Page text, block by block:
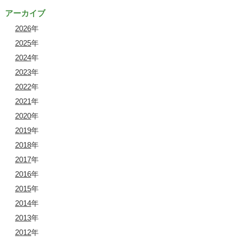
アーカイブ
2026年
2025年
2024年
2023年
2022年
2021年
2020年
2019年
2018年
2017年
2016年
2015年
2014年
2013年
2012年